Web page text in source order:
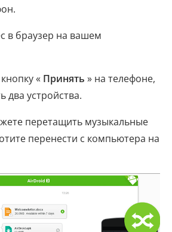
в браузер на вашем
« Принять » на телефоне,
два устройства.
перетащить музыкальные
перенести с компьютера на